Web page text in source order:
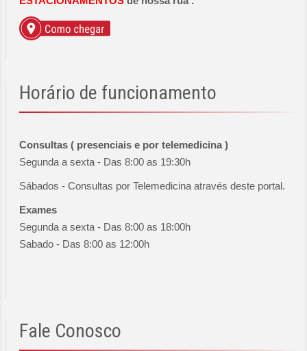
Horário de funcionamento
Consultas ( presenciais e por telemedicina )
Segunda a sexta - Das 8:00 as 19:30h
Sábados - Consultas por Telemedicina através deste portal.
Exames
Segunda a sexta - Das 8:00 as 18:00h
Sabado - Das 8:00 as 12:00h
Fale Conosco